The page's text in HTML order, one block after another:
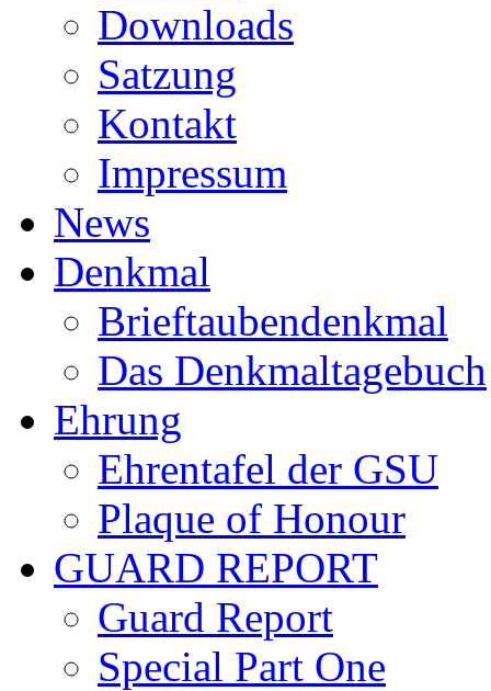
Downloads
Satzung
Kontakt
Impressum
News
Denkmal
Brieftaubendenkmal
Das Denkmaltagebuch
Ehrung
Ehrentafel der GSU
Plaque of Honour
GUARD REPORT
Guard Report
Special Part One